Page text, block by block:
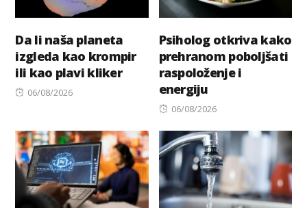
Da li naša planeta
izgleda kao krompir
ili kao plavi kliker
Posted
06/08/2026
Psiholog otkriva kako
prehranom poboljšati
raspoloženje i
energiju
Posted
06/08/2026